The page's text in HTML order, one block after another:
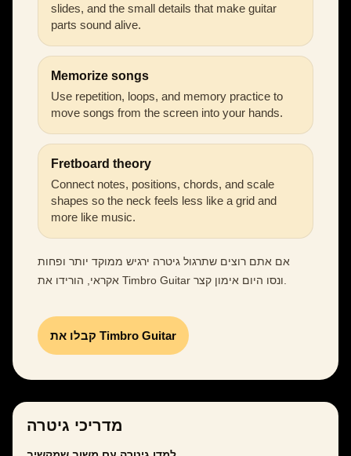
slides, and the small details that make guitar
parts sound alive.
Memorize songs
Use repetition, loops, and memory practice to
move songs from the screen into your hands.
Fretboard theory
Connect notes, positions, chords, and scale
shapes so the neck feels less like a grid and
more like music.
אם אתם רוצים שתרגול גיטרה ירגיש ממוקד יותר ופחות
אקראי, הורידו את Timbro Guitar ונסו היום אימון קצר.
קבלו את Timbro Guitar
מדריכי גיטרה